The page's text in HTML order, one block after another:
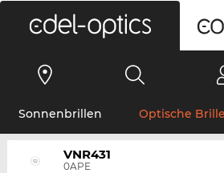
Sonnenbrillen Optische
VNR431
0APE